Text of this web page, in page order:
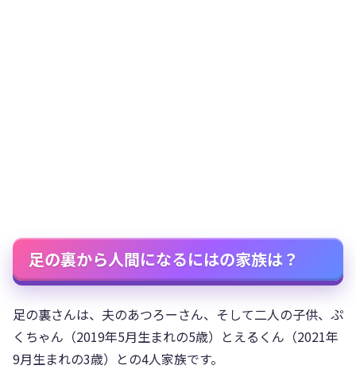
足の裏から人間になるにはの家族は？
足の裏さんは、夫のあつろーさん、そして二人の子供、ぷ
くちゃん（2019年5月生まれの5歳）とえるくん（2021年
9月生まれの3歳）との4人家族です。